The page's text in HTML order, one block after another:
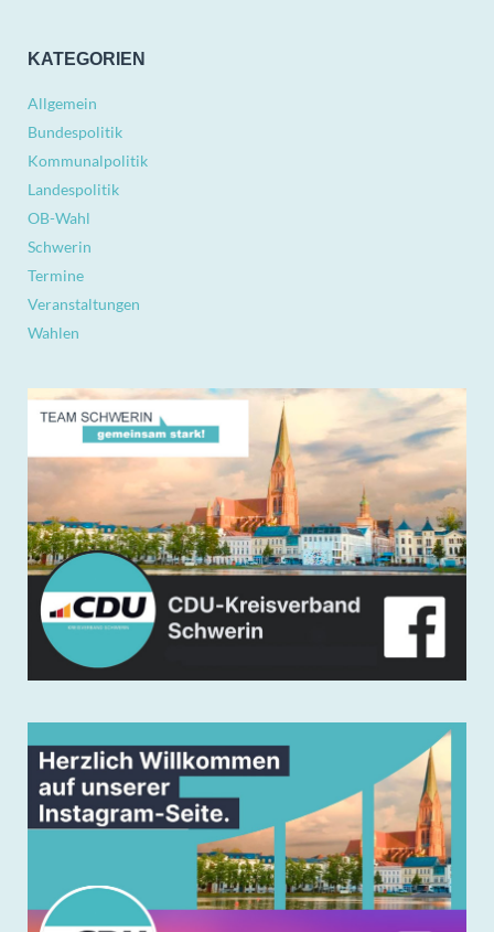
KATEGORIEN
Allgemein
Bundespolitik
Kommunalpolitik
Landespolitik
OB-Wahl
Schwerin
Termine
Veranstaltungen
Wahlen